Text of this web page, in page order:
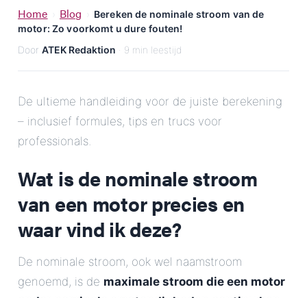
Bedrijfsnaam
Adres
Home Blog
Bereken de nominale stroom van de
motor: Zo voorkomt u dure fouten!
Door ATEK Redaktion · 9 min leestijd
De ultieme handleiding voor de juiste berekening
– inclusief formules, tips en trucs voor
professionals.
Wat is de nominale stroom
van een motor precies en
waar vind ik deze?
De nominale stroom, ook wel naamstroom
genoemd, is de maximale stroom die een motor